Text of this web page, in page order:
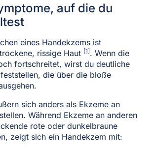
auf die du
eines Handekzems ist
rissige Haut [1] . Wenn die
fortschreitet, wirst du deutliche
die über die bloße
sich anders als Ekzeme an
Während Ekzeme an anderen
rote oder dunkelbraune
zeigt sich ein Handekzem mit: